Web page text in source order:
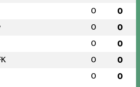
0 0
0 0
0 0
0 0
0 0